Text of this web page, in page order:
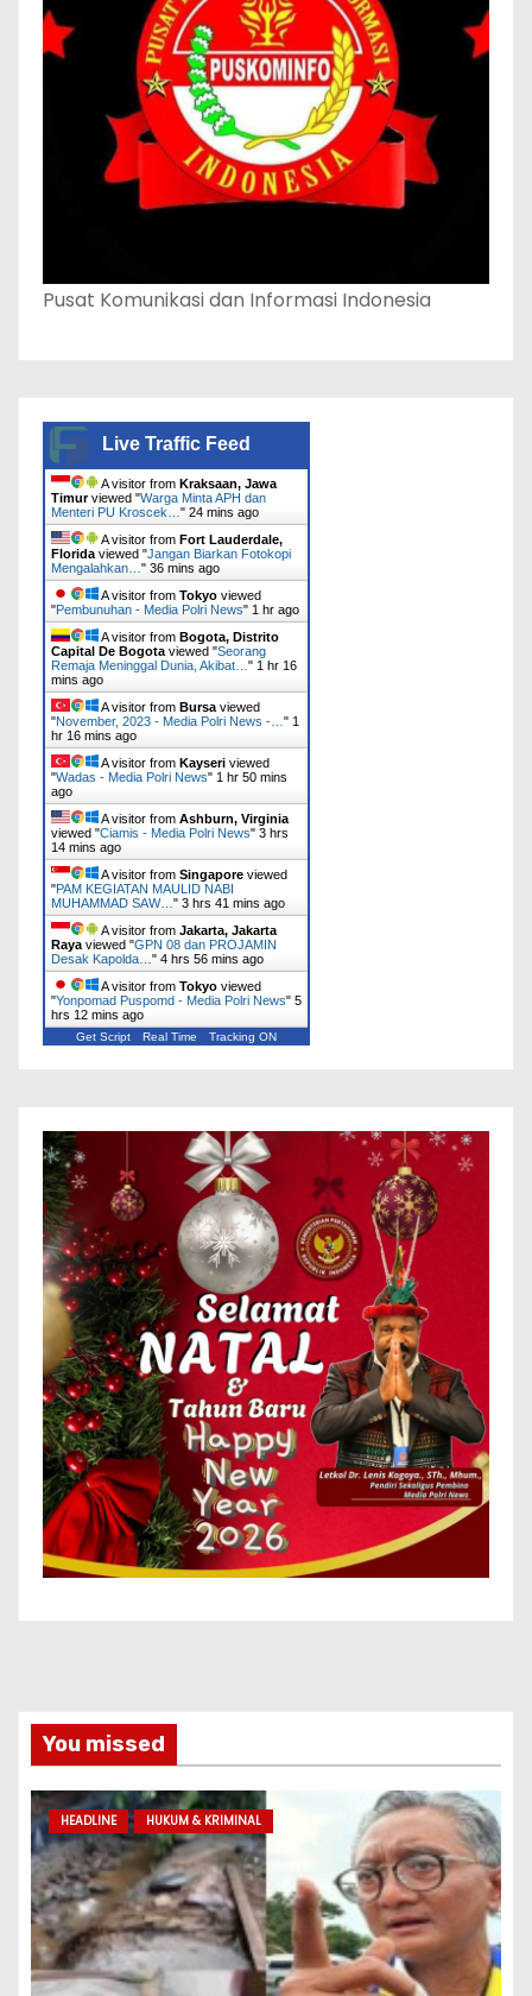
Pusat Komunikasi dan Informasi Indonesia
Live Traffic Feed
A visitor from Kraksaan, Jawa
Timurviewed "Warga Minta APH dan
Menteri PU Kroscek… " 24 mins ago
A visitor from Fort Lauderdale,
Florida viewed "Jangan Biarkan Fotokopi
Mengalahkan… " 36 mins ago
A visitor from Tokyo viewed
"Pembunuhan - Media Polri News" 1 hr ago
A visitor from Bogota, Distrito
Capital De Bogota viewed "Seorang
Remaja Meninggal Dunia, Akibat… " 1 hr 16
mins ago
A visitor from Bursa viewed
"November, 2023 - Media Polri News -… " 1
hr 16 mins ago
A visitor from Kayseri viewed
"Wadas - Media Polri News" 1 hr 50 mins
ago
A visitor from Ashburn, Virginia
viewed "Ciamis - Media Polri News" 3 hrs
14 mins ago
A visitor from Singapore viewed
"PAM KEGIATAN MAULID NABI
MUHAMMAD SAW… " 3 hrs 41 mins ago
A visitor from Jakarta, Jakarta
Raya viewed "GPN 08 dan PROJAMIN
Desak Kapolda… " 4 hrs 56 mins ago
A visitor from Tokyo viewed
"Yonpomad Puspomd - Media Polri News" 5
hrs 12 mins ago
Get Script Real Time Tracking ON
You missed
HEADLINE HUKUM & KRIMINAL